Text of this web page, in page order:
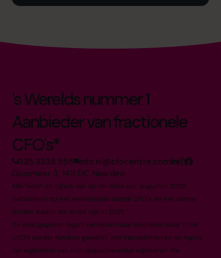
's Werelds nummer 1
Aanbieder van fractionele
CFO's*
035 3333 555 info.nl@cfocentre.com
Gooimeer 3, 1411 DC Naarden
Alle feiten en cijfers zijn up-to-date per augustus 2025
Gebaseerd op het wereldwijde aantal CFO's en het aantal
landen waarin we actief zijn in 2025.*
De weergegeven logo’s verwijzen naar bedrijven waar onze
CFO’s eerder hebben gewerkt. Alle handelsmerken en logo’s
zijn eigendom van hun respectievelijke eigenaren. De